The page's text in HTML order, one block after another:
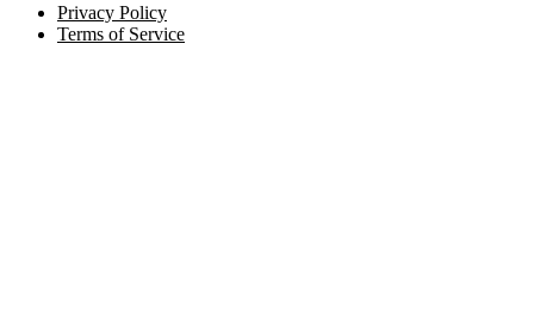
Privacy Policy
Terms of Service